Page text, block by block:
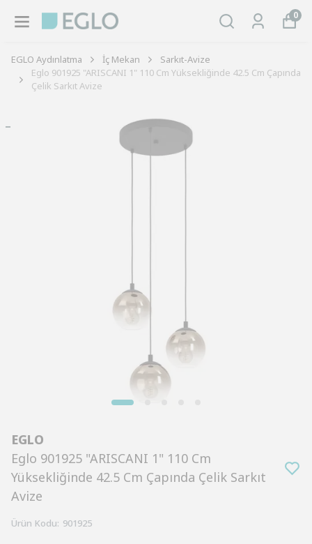
0
EGLO Aydınlatma İç Mekan
Sarkıt-Avize
Eglo 901925 "ARISCANI 1" 110 Cm Yüksekliğinde 42.5 Cm Çapında
Çelik Sarkıt Avize
EGLO
Eglo 901925 "ARISCANI 1" 110 Cm
Yüksekliğinde 42.5 Cm Çapında Çelik Sarkıt
Avize
Ürün Kodu: 901925